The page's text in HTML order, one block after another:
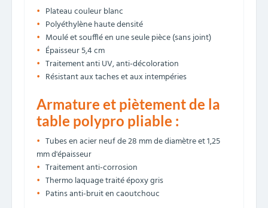
Plateau couleur blanc
Polyéthylène haute densité
Moulé et soufflé en une seule pièce (sans joint)
Épaisseur 5,4 cm
Traitement anti UV, anti-décoloration
Résistant aux taches et aux intempéries
Armature et piètement de la
table polypro pliable :
Tubes en acier neuf de 28 mm de diamètre et 1,25
mm d'épaisseur
Traitement anti-corrosion
Thermo laquage traité époxy gris
Patins anti-bruit en caoutchouc